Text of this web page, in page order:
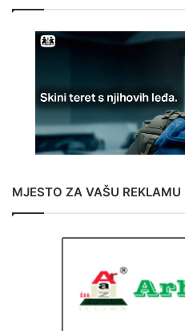
MJESTO ZA VAŠU REKLAMU